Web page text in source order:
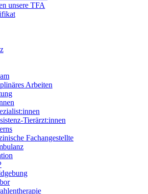
unsere TFA
Arbeiten
Tierärzt:innen
Fachangestellte